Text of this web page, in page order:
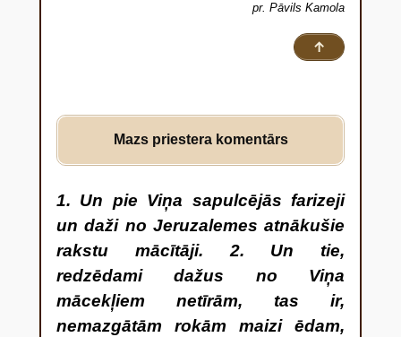
pr. Pāvils Kamola
↑
Mazs priestera komentārs
1. Un pie Viņa sapulcējās farizeji
un daži no Jeruzalemes atnākušie
rakstu mācītāji. 2. Un tie,
redzēdami dažus no Viņa
mācekļiem netīrām, tas ir,
nemazgātām rokām maizi ēdam,